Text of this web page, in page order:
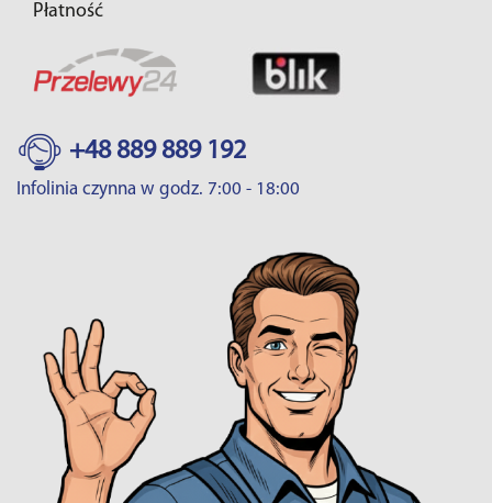
Płatność
+48 889 889 192
Infolinia czynna w godz. 7:00 - 18:00